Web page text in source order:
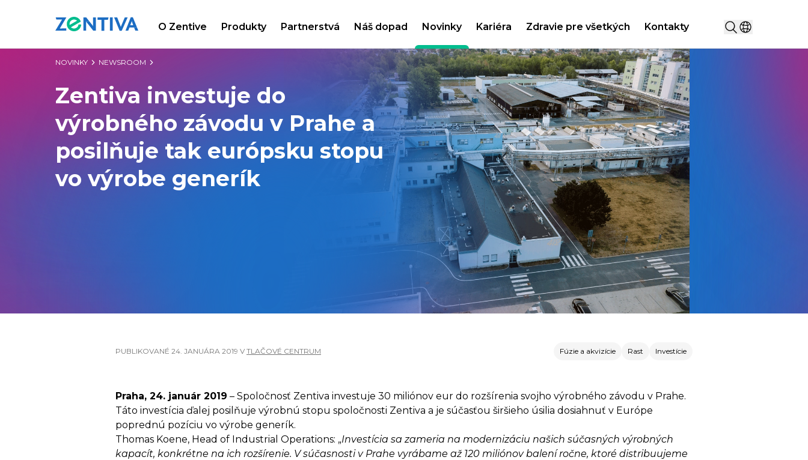
O Zentive Produkty Partnerstvá Náš dopad Novinky Kariéra Zdravie pre všetkých Kontakty Hľadať...
Vyberte
NOVINKY NEWSROOM
Zentiva investuje do
výrobného závodu v Prahe a
posilňuje tak európsku stopu
vo výrobe generík
PUBLIKOVANÉ 24. JANUÁRA 2019 V TLAČOVÉ CENTRUM Fúzie a akvizície Rast Investície
Praha, 24. január 2019 – Spoločnosť Zentiva investuje 30 miliónov eur do rozšírenia svojho výrobného závodu v Prahe.
Táto investícia ďalej posilňuje výrobnú stopu spoločnosti Zentiva a je súčasťou širšieho úsilia dosiahnuť v Európe
poprednú pozíciu vo výrobe generík.
Thomas Koene, Head of Industrial Operations: „Investícia sa zameria na modernizáciu našich súčasných výrobných
kapacít, konkrétne na ich rozšírenie. V súčasnosti v Prahe vyrábame až 120 miliónov balení ročne, ktoré distribuujeme